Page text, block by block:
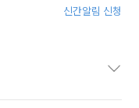
신간알림 신청